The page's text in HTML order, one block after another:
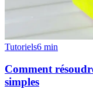
Tutoriels6 min
Comment
simples